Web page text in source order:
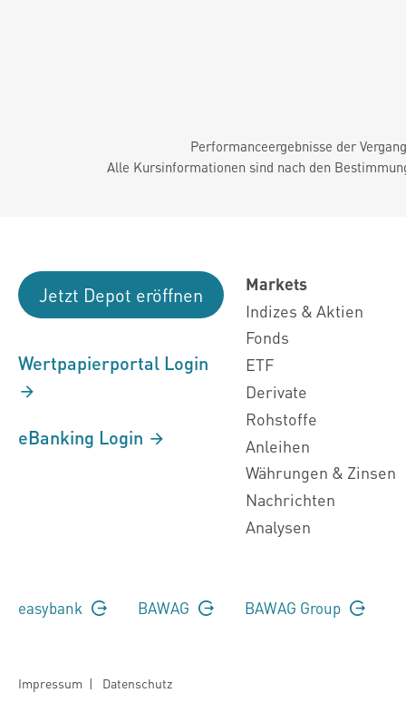
Performanceergebnisse der
Alle Kursinformationen sind nach den
Jetzt Depot eröffnen
Wertpapierportal Login
eBanking Login
Markets
Indizes & Aktien
Fonds
ETF
Derivate
Rohstoffe
Anleihen
Währungen & Zinsen
Nachrichten
Analysen
easybank BAWAG BAWAG Group
Impressum | Datenschutz